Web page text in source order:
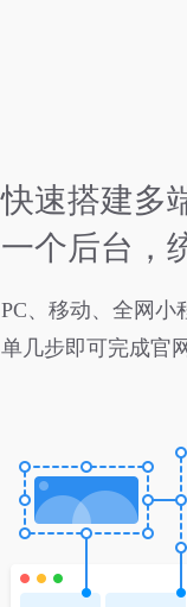
快速搭建多
一个后台，
PC、移动、全网小
单几步即可完成官